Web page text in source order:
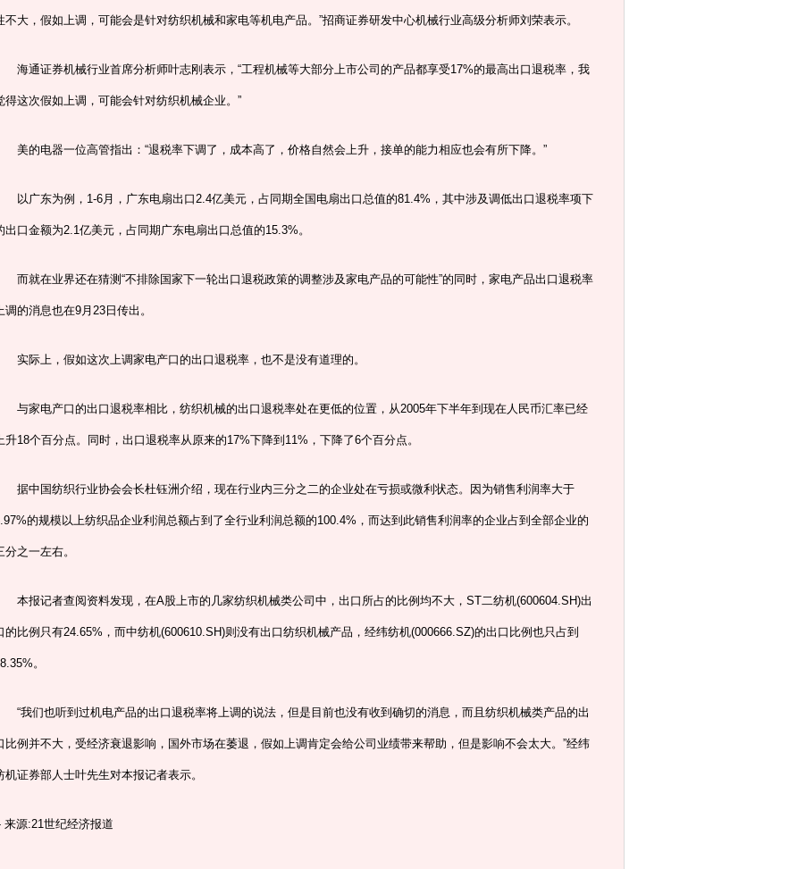
不大，假如上调，可能会是针对纺织机械和家电等机电产品。”招商证券研发中心机械行业高级分析师刘荣表示。
海通证券机械行业首席分析师叶志刚表示，“工程机械等大部分上市公司的产品都享受17%的最高出口退税率，我
得这次假如上调，可能会针对纺织机械企业。”
美的电器一位高管指出：“退税率下调了，成本高了，价格自然会上升，接单的能力相应也会有所下降。”
以广东为例，1-6月，广东电扇出口2.4亿美元，占同期全国电扇出口总值的81.4%，其中涉及调低出口退税率项下
出口金额为2.1亿美元，占同期广东电扇出口总值的15.3%。
而就在业界还在猜测“不排除国家下一轮出口退税政策的调整涉及家电产品的可能性”的同时，家电产品出口退税率
调的消息也在9月23日传出。
实际上，假如这次上调家电产口的出口退税率，也不是没有道理的。
与家电产口的出口退税率相比，纺织机械的出口退税率处在更低的位置，从2005年下半年到现在人民币汇率已经
升18个百分点。同时，出口退税率从原来的17%下降到11%，下降了6个百分点。
据中国纺织行业协会会长杜钰洲介绍，现在行业内三分之二的企业处在亏损或微利状态。因为销售利润率大于
的规模以上纺织品企业利润总额占到了全行业利润总额的100.4%，而达到此销售利润率的企业占到全部企业的
分之一左右。
本报记者查阅资料发现，在A股上市的几家纺织机械类公司中，出口所占的比例均不大，ST二纺机(600604.SH)出
的比例只有24.65%，而中纺机(600610.SH)则没有出口纺织机械产品，经纬纺机(000666.SZ)的出口比例也只占到
。
“我们也听到过机电产品的出口退税率将上调的说法，但是目前也没有收到确切的消息，而且纺织机械类产品的出
比例并不大，受经济衰退影响，国外市场在萎退，假如上调肯定会给公司业绩带来帮助，但是影响不会太大。”经纬
机证券部人士叶先生对本报记者表示。
来源:21世纪经济报道